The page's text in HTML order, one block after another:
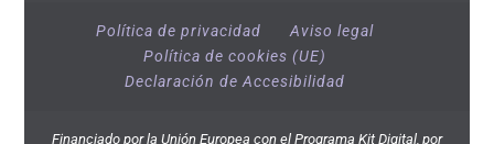
Política de privacidad
Aviso legal
Política de cookies (UE)
Declaración de Accesibilidad
Financiado por la Unión Europea con el Programa Kit Digital, por